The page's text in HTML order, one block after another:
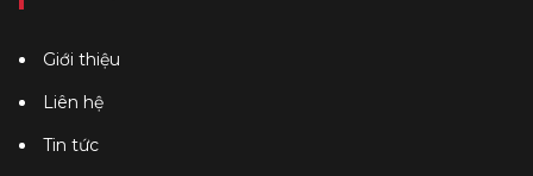
Giới thiệu
Liên hệ
Tin tức